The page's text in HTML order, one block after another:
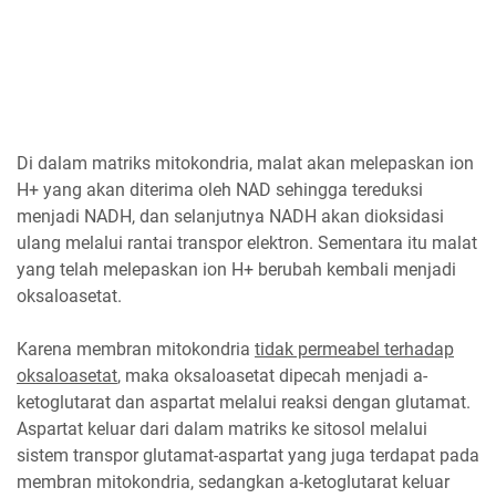
Di dalam matriks mitokondria, malat akan melepaskan ion
H+ yang akan diterima oleh NAD sehingga tereduksi
menjadi NADH, dan selanjutnya NADH akan dioksidasi
ulang melalui rantai transpor elektron. Sementara itu malat
yang telah melepaskan ion H+ berubah kembali menjadi
oksaloasetat.
Karena membran mitokondria tidak permeabel terhadap
oksaloasetat, maka oksaloasetat dipecah menjadi a-
ketoglutarat dan aspartat melalui reaksi dengan glutamat.
Aspartat keluar dari dalam matriks ke sitosol melalui
sistem transpor glutamat-aspartat yang juga terdapat pada
membran mitokondria, sedangkan a-ketoglutarat keluar